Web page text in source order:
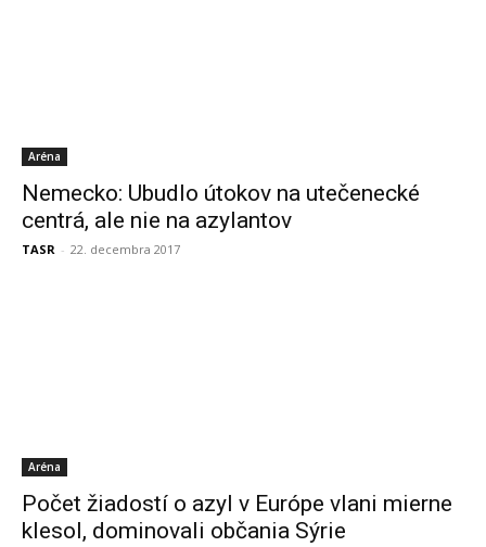
Aréna
Nemecko: Ubudlo útokov na utečenecké
centrá, ale nie na azylantov
TASR - 22. decembra 2017
Aréna
Počet žiadostí o azyl v Európe vlani mierne
klesol, dominovali občania Sýrie